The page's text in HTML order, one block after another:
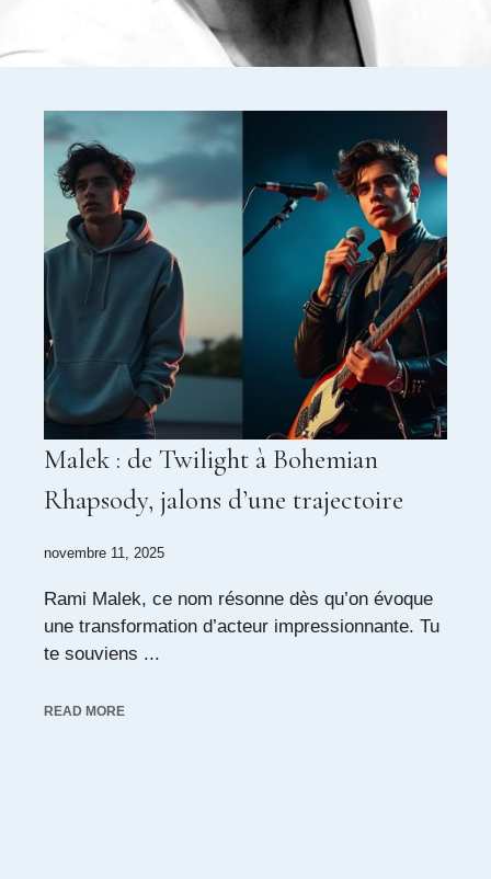
Malek : de Twilight à Bohemian
Rhapsody, jalons d’une trajectoire
novembre 11, 2025
Rami Malek, ce nom résonne dès qu’on évoque
une transformation d’acteur impressionnante. Tu
te souviens ...
READ MORE